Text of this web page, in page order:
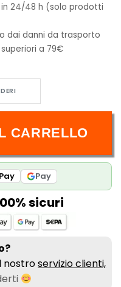
24/48 h (solo prodotti
dai danni da trasporto
a 79€
CARRELLO
Pay Pay
sicuri
nostroservizio clienti,